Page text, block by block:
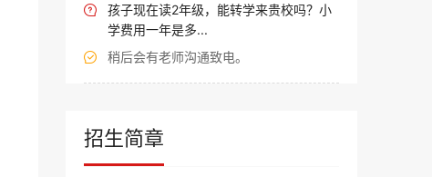

孩子现在读2年级，能转学来贵校吗？小
学费用一年是多...
 稍后会有老师沟通致电。
招生简章